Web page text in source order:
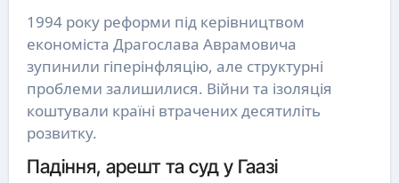
1994 року реформи під керівництвом
економіста Драгослава Аврамовича
зупинили гіперінфляцію, але структурні
проблеми залишилися. Війни та ізоляція
коштували країні втрачених десятиліть
розвитку.
Падіння, арешт та суд у Гаазі